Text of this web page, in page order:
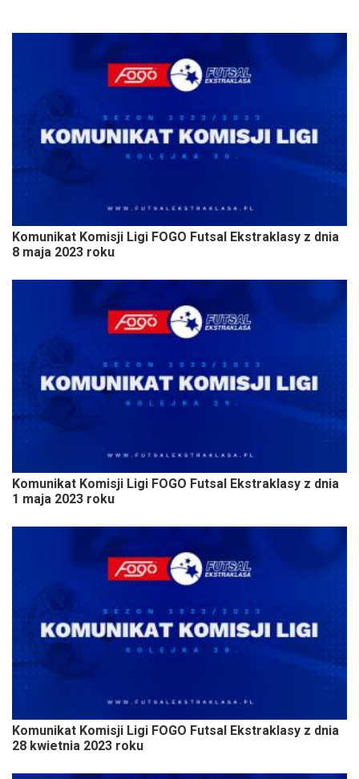
Komunikat Komisji Ligi FOGO Futsal Ekstraklasy z dnia
8 maja 2023 roku
Komunikat Komisji Ligi FOGO Futsal Ekstraklasy z dnia
1 maja 2023 roku
Komunikat Komisji Ligi FOGO Futsal Ekstraklasy z dnia
28 kwietnia 2023 roku